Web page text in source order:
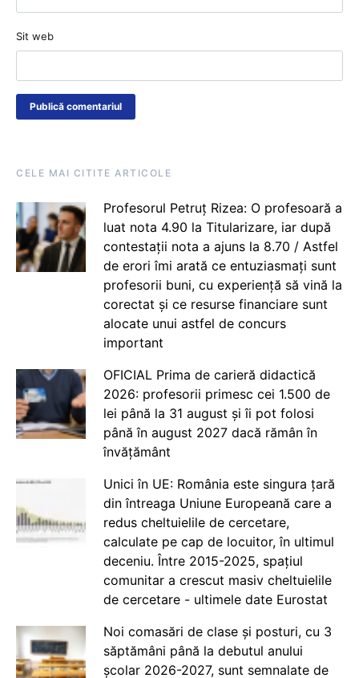
Sit web
CELE MAI CITITE ARTICOLE
Profesorul Petruț Rizea: O profesoară a
luat nota 4.90 la Titularizare, iar după
contestații nota a ajuns la 8.70 / Astfel
de erori îmi arată ce entuziasmați sunt
profesorii buni, cu experiență să vină la
corectat și ce resurse financiare sunt
alocate unui astfel de concurs
important
OFICIAL Prima de carieră didactică
2026: profesorii primesc cei 1.500 de
lei până la 31 august și îi pot folosi
până în august 2027 dacă rămân în
învățământ
Unici în UE: România este singura țară
din întreaga Uniune Europeană care a
redus cheltuielile de cercetare,
calculate pe cap de locuitor, în ultimul
deceniu. Între 2015-2025, spațiul
comunitar a crescut masiv cheltuielile
de cercetare - ultimele date Eurostat
Noi comasări de clase și posturi, cu 3
săptămâni până la debutul anului
școlar 2026-2027, sunt semnalate de